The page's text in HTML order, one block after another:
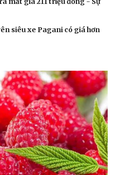
siêu xe Pagani có giá hơn